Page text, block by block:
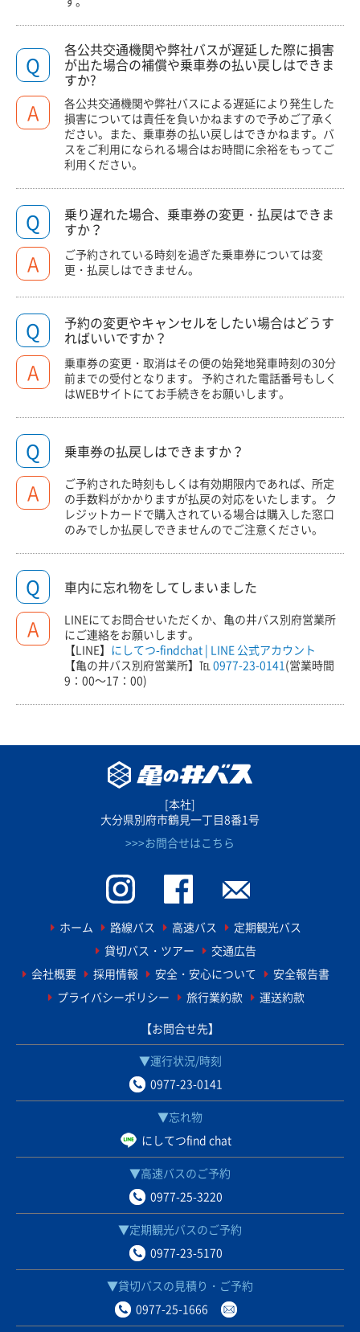
Q
各公共交通機関や弊社バスが遅延した際に損害
が出た場合の補償や乗車券の払い戻しはできま
すか?
A
各公共交通機関や弊社バスによる遅延により発生した
損害については責任を負いかねますので予めご了承く
ださい。また、乗車券の払い戻しはできかねます。バ
スをご利用になられる場合はお時間に余裕をもってご
利用ください。
Q 乗り遅れた場合、乗車券の変更・払戻はできま
すか？
A
ご予約されている時刻を過ぎた乗車券については変
更・払戻しはできません。
Q 予約の変更やキャンセルをしたい場合はどうす
ればいいですか？
A
乗車券の変更・取消はその便の始発地発車時刻の30分
前までの受付となります。 予約された電話番号もしく
はWEBサイトにてお手続きをお願いします。
Q 乗車券の払戻しはできますか？
A
ご予約された時刻もしくは有効期限内であれば、所定
の手数料がかかりますが払戻の対応をいたします。 ク
レジットカードで購入されている場合は購入した窓口
のみでしか払戻しできませんのでご注意ください。
Q 車内に忘れ物をしてしまいました
A
LINEにてお問合せいただくか、亀の井バス別府営業所
にご連絡をお願いします。
【LINE】 にしてつ-findchat | LINE 公式アカウント
【亀の井バス別府営業所】℡0977-23-0141(営業時間
9：00～17：00)
[本社]
大分県別府市鶴見一丁目8番1号
>>>お問合せはこちら
ホーム 路線バス 高速バス
定期観光バス
貸切バス・ツアー
交通広告
会社概要
採用情報 安全・安心について
安全報告書
プライバシーポリシー
旅行業約款
運送約款
【お問合せ先】
▼運行状況/時刻
0977-23-0141
▼忘れ物
にしてつfind chat
▼高速バスのご予約
0977-25-3220
▼定期観光バスのご予約
0977-23-5170
▼貸切バスの見積り・ご予約
0977-25-1666